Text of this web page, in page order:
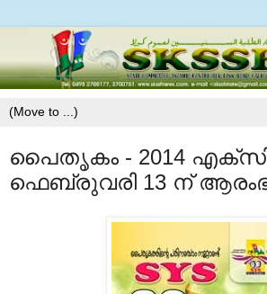
പൈതൃകം - 2014
ഫെബ്രുവരി 13 ന്